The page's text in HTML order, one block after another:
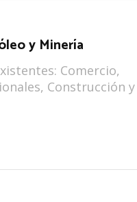
y Minería
Comercio,
Construcción y